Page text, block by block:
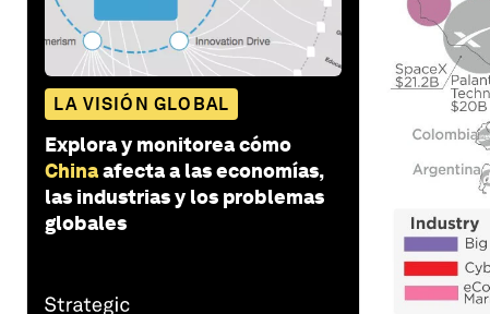
LA VISIÓN GLOBAL
Explora y monitorea cómo
Chinaafecta a las economías,
las industrias y los problemas
globales